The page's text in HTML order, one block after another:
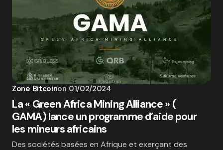
Zone Bitcoinon 01/02/2024
La « Green Africa Mining Alliance » (
GAMA) lance un programme d’aide pour
les mineurs africains
Des sociétés basées en Afrique et exerçant des